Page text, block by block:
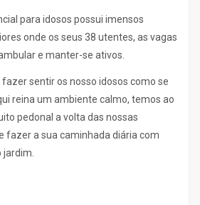
para idosos possui imensos
onde os seus 38 utentes, as vagas
e manter-se ativos.
sentir os nosso idosos como se
reina um ambiente calmo, temos ao
pedonal a volta das nossas
fazer a sua caminhada diária com